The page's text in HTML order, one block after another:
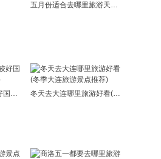
五月份适合去哪里旅游天津(五月去天津旅游最佳地点推荐)
冬季去哪里旅游比较好国内(国内冬季旅游推荐) 冬天去大连哪里旅游好看(冬季大连旅游景点推荐)